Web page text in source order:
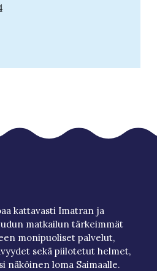
kattavasti Imatran ja
matkailun tärkeimmät
monipuoliset palvelut,
sekä piilotetut helmet,
näköinen loma Saimaalle.